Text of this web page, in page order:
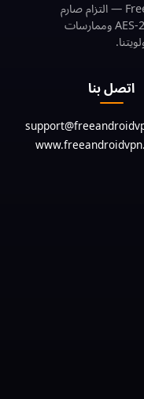
سياسة خصوصية FreeAndroidVPN — التزام صارم
بعدم تسجيل البيانات وتشفير AES-256 وممارسات
اتصل بنا